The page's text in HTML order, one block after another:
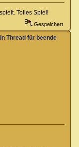
Tolles Spiel!
Gespeichert
Thread für beendete